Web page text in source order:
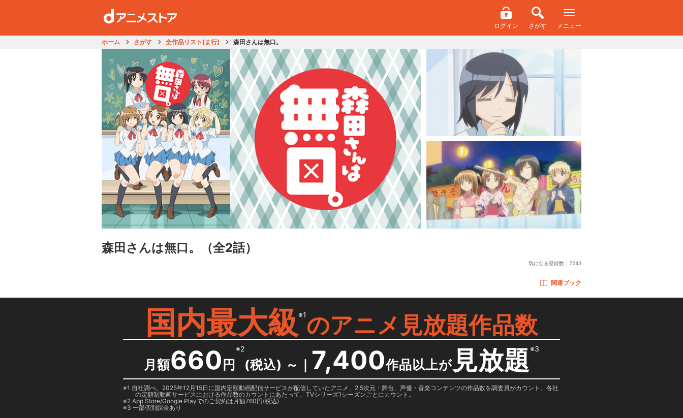
ログイン さがす メニュー
ホーム さがす 全作品リスト[ま行] 森田さんは無口。
森田さんは無口。 （全2話）
気になる登録数： 7243
関連ブック
国内最大級 ※1のアニメ見放題作品数
月額660 円
※2
(税込) ～ ｜ 7,400作品以上が 見放題※3
1 自社調べ。2025年12月15日に国内定額動画配信サービスが配信していたアニメ、2.5次元・舞台、声優・音楽コンテンツの作品数を調査員がカウント。各社
の定額制動画サービスにおける作品数のカウントにあたって、TVシリーズ1シーズンごとにカウント。
2 App Store/Google Playでのご契約は月額760円(税込)
3 一部個別課金あり